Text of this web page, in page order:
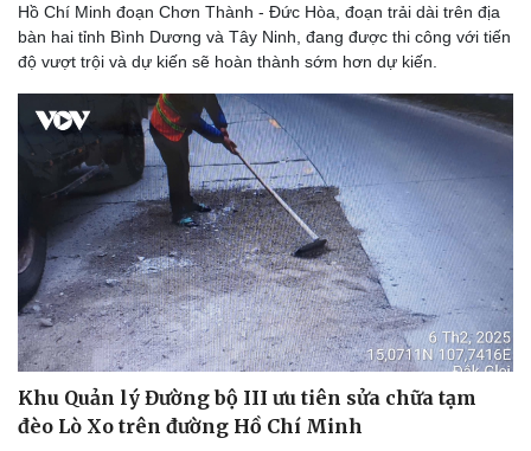
Hồ Chí Minh đoạn Chơn Thành - Đức Hòa, đoạn trải dài trên địa
bàn hai tỉnh Bình Dương và Tây Ninh, đang được thi công với tiến
độ vượt trội và dự kiến sẽ hoàn thành sớm hơn dự kiến.
Khu Quản lý Đường bộ III ưu tiên sửa chữa tạm
đèo Lò Xo trên đường Hồ Chí Minh